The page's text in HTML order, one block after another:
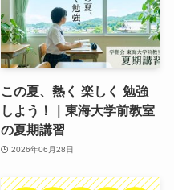
この夏、熱く 楽しく 勉強
しよう！｜東海大学前教室
の夏期講習
2026年06月28日